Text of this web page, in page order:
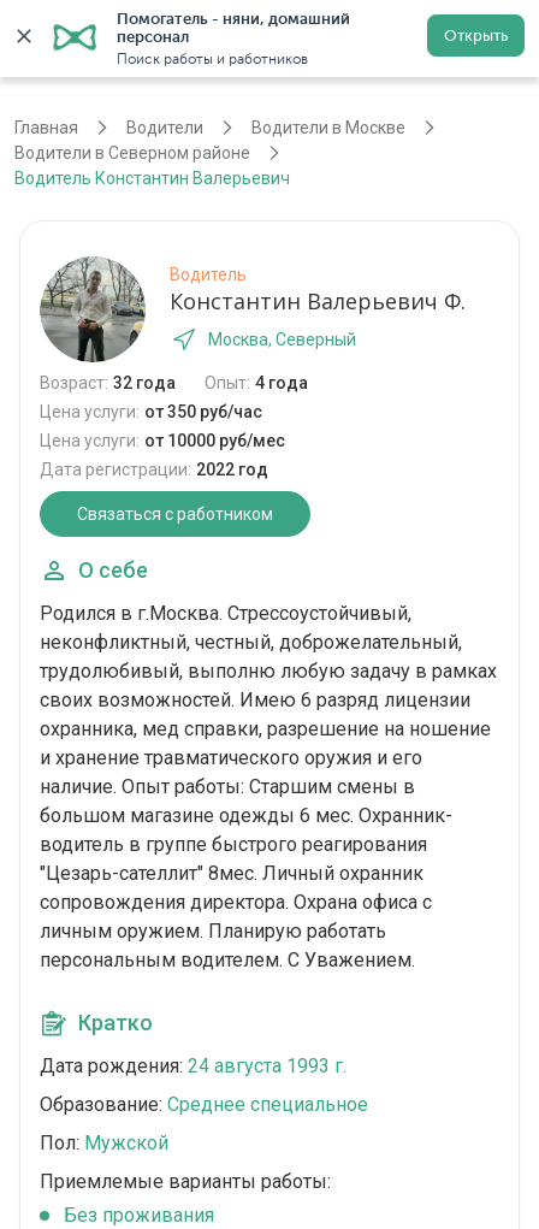
Помогатель - няни, домашний
персонал
Поиск работы и работников
Открыть
Регистрация
Главная Водители
Водители в Москве
Водители в Северном районе
Водитель Константин Валерьевич
Водитель
Константин Валерьевич Ф.
Москва, Северный
Возраст: 32 года Опыт: 4 года
Цена услуги: от 350 руб/час
Цена услуги: от 10000 руб/мес
Дата регистрации: 2022 год
Связаться с работником
О себе
Родился в г.Москва. Стрессоустойчивый,
неконфликтный, честный, доброжелательный,
трудолюбивый, выполню любую задачу в рамках
своих возможностей. Имею 6 разряд лицензии
охранника, мед справки, разрешение на ношение
и хранение травматического оружия и его
наличие. Опыт работы: Старшим смены в
большом магазине одежды 6 мес. Охранник-
водитель в группе быстрого реагирования
"Цезарь-сателлит" 8мес. Личный охранник
сопровождения директора. Охрана офиса с
личным оружием. Планирую работать
персональным водителем. С Уважением.
Кратко
Дата рождения: 24 августа 1993 г.
Образование: Среднее специальное
Пол: Мужской
Приемлемые варианты работы:
Без проживания